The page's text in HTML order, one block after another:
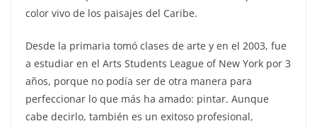
color vivo de los paisajes del Caribe.
Desde la primaria tomó clases de arte y en el 2003, fue
a estudiar en el Arts Students League of New York por 3
años, porque no podía ser de otra manera para
perfeccionar lo que más ha amado: pintar. Aunque
cabe decirlo, también es un exitoso profesional,